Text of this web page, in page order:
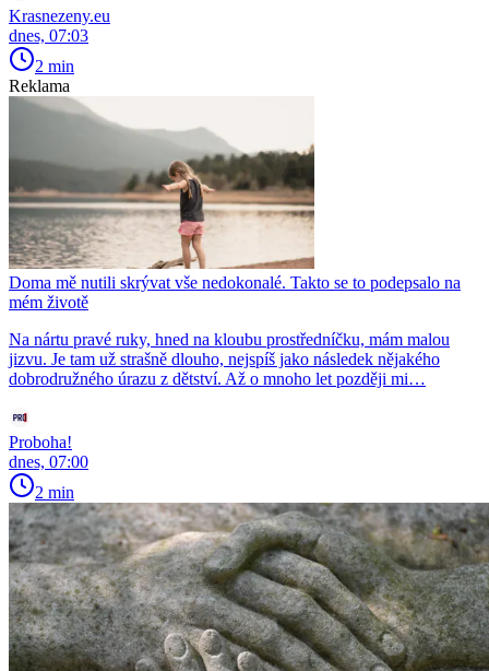
Krasnezeny.eu
dnes, 07:03
2 min
Reklama
Doma mě nutili skrývat vše nedokonalé. Takto se to podepsalo na
mém životě
Na nártu pravé ruky, hned na kloubu prostředníčku, mám malou
jizvu. Je tam už strašně dlouho, nejspíš jako následek nějakého
dobrodružného úrazu z dětství. Až o mnoho let později mi…
Proboha!
dnes, 07:00
2 min